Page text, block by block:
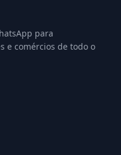
para
e comércios de todo o